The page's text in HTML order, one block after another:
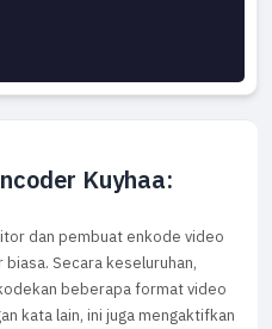
Kuyhaa:
dan pembuat enkode video
Secara keseluruhan,
beberapa format video
kata lain, ini juga mengaktifkan